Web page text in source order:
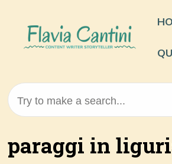
Try to make a search...
paraggi in